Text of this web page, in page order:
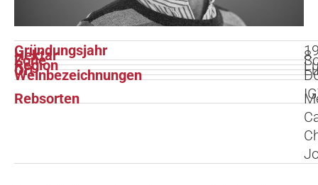
Gründungsjahr
Hektar 8
Zone
Region
Ort
Weinbezeichnungen
Rebsorten